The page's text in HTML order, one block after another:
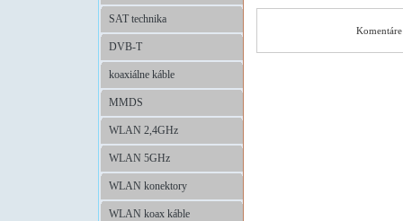
SAT technika
DVB-T
koaxiálne káble
MMDS
WLAN 2,4GHz
WLAN 5GHz
WLAN konektory
WLAN koax káble